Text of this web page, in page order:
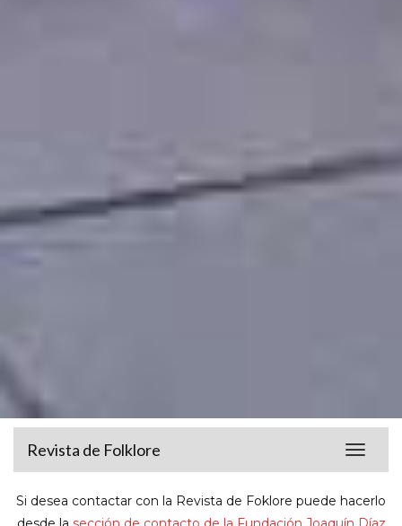
Toggle
Revista de Folklore
Si desea contactar con la Revista de Foklore puede hacerlo